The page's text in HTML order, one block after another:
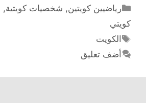
التصنيفات
رياضيين كويتين, شخصيات كويتية,
كويتي
الوسوم
الكويت
أضف تعليق